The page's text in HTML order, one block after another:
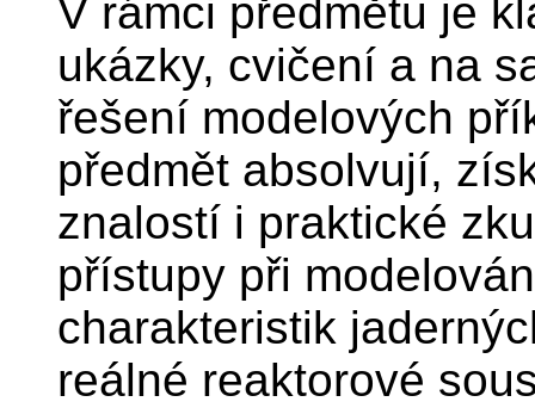
V rámci předmětu je
ukázky, cvičení a na
řešení modelových
předmět absolvují,
znalostí i praktické
přístupy při
charakteristik
reálné reaktorové